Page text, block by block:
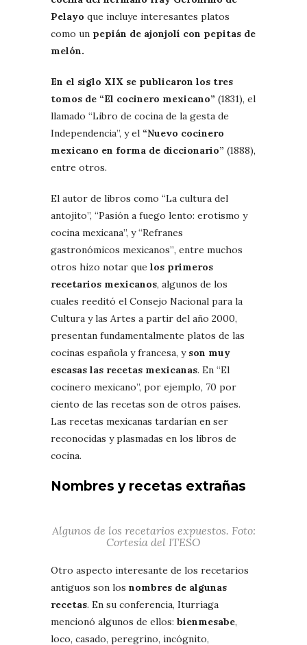
Pelayo que incluye interesantes platos
como un pepián de ajonjolí con pepitas de
melón.
En el siglo XIX se publicaron los tres
tomos de “El cocinero mexicano” (1831), el
llamado “Libro de cocina de la gesta de
Independencia”, y el “Nuevo cocinero
mexicano en forma de diccionario” (1888),
entre otros.
El autor de libros como “La cultura del
antojito”, “Pasión a fuego lento: erotismo y
cocina mexicana”, y “Refranes
gastronómicos mexicanos”, entre muchos
otros hizo notar que los primeros
recetarios mexicanos, algunos de los
cuales reeditó el Consejo Nacional para la
Cultura y las Artes a partir del año 2000,
presentan fundamentalmente platos de las
cocinas española y francesa, y son muy
escasas las recetas mexicanas. En “El
cocinero mexicano”, por ejemplo, 70 por
ciento de las recetas son de otros países.
Las recetas mexicanas tardarían en ser
reconocidas y plasmadas en los libros de
cocina.
Nombres y recetas extrañas
Algunos de los recetarios expuestos. Foto:
Cortesía del ITESO
Otro aspecto interesante de los recetarios
antiguos son los nombres de algunas
recetas. En su conferencia, Iturriaga
mencionó algunos de ellos: bienmesabe,
loco, casado, peregrino, incógnito,